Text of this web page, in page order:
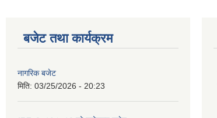
बजेट तथा कार्यक्रम
नागरिक बजेट
मिति: 03/25/2026 - 20:23